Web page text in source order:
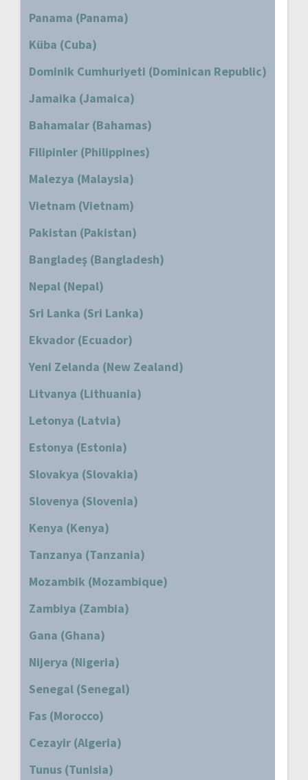
Panama (Panama)
Küba (Cuba)
Dominik Cumhuriyeti (Dominican Republic)
Jamaika (Jamaica)
Bahamalar (Bahamas)
Filipinler (Philippines)
Malezya (Malaysia)
Vietnam (Vietnam)
Pakistan (Pakistan)
Bangladeş (Bangladesh)
Nepal (Nepal)
Sri Lanka (Sri Lanka)
Ekvador (Ecuador)
Yeni Zelanda (New Zealand)
Litvanya (Lithuania)
Letonya (Latvia)
Estonya (Estonia)
Slovakya (Slovakia)
Slovenya (Slovenia)
Kenya (Kenya)
Tanzanya (Tanzania)
Mozambik (Mozambique)
Zambiya (Zambia)
Gana (Ghana)
Nijerya (Nigeria)
Senegal (Senegal)
Fas (Morocco)
Cezayir (Algeria)
Tunus (Tunisia)